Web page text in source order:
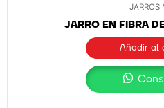
JARROS
JARRO EN FIBRA
Añadir al